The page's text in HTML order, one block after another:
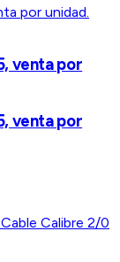
venta por
venta por